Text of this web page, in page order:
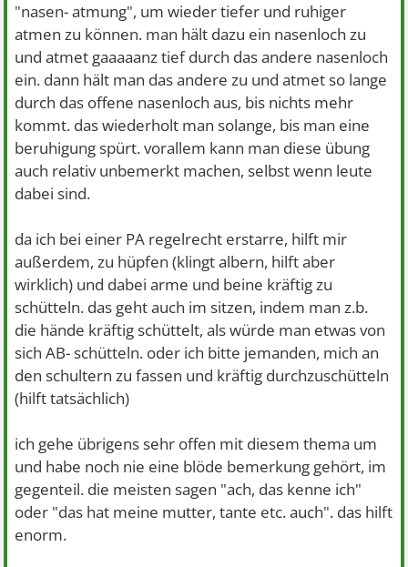
"nasen- atmung", um wieder tiefer und ruhiger
atmen zu können. man hält dazu ein nasenloch zu
und atmet gaaaaanz tief durch das andere nasenloch
ein. dann hält man das andere zu und atmet so lange
durch das offene nasenloch aus, bis nichts mehr
kommt. das wiederholt man solange, bis man eine
beruhigung spürt. vorallem kann man diese übung
auch relativ unbemerkt machen, selbst wenn leute
dabei sind.
da ich bei einer PA regelrecht erstarre, hilft mir
außerdem, zu hüpfen (klingt albern, hilft aber
wirklich) und dabei arme und beine kräftig zu
schütteln. das geht auch im sitzen, indem man z.b.
die hände kräftig schüttelt, als würde man etwas von
sich AB- schütteln. oder ich bitte jemanden, mich an
den schultern zu fassen und kräftig durchzuschütteln
(hilft tatsächlich)
ich gehe übrigens sehr offen mit diesem thema um
und habe noch nie eine blöde bemerkung gehört, im
gegenteil. die meisten sagen "ach, das kenne ich"
oder "das hat meine mutter, tante etc. auch". das hilft
enorm.